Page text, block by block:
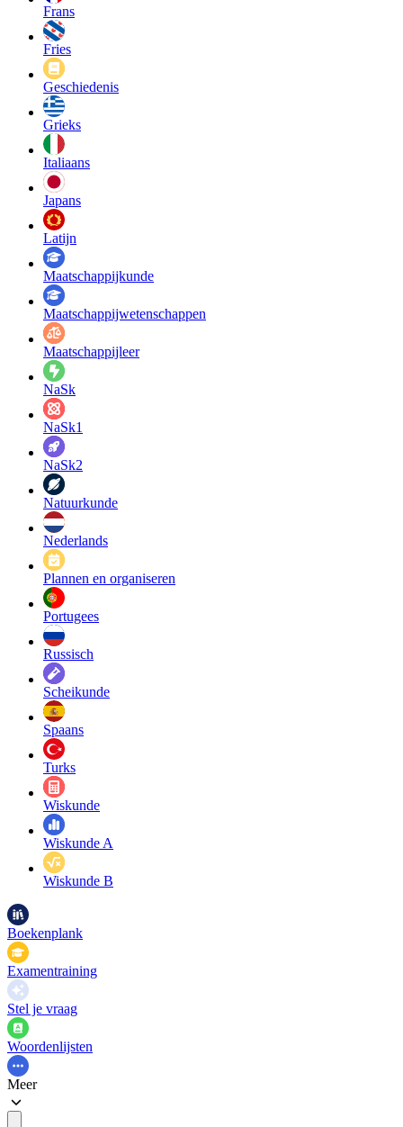
Frans
Fries
Geschiedenis
Grieks
Italiaans
Japans
Latijn
Maatschappij­kunde
Maatschappij­wetenschappen
Maatschappijleer
NaSk
NaSk1
NaSk2
Natuurkunde
Nederlands
Plannen en organiseren
Portugees
Russisch
Scheikunde
Spaans
Turks
Wiskunde
Wiskunde A
Wiskunde B
Boekenplank
Examentraining
Stel je vraag
Woordenlijsten
Meer